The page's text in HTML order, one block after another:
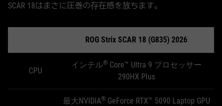
SCAR 18はまさに圧巻の存在感を放ちます。
ROG Strix SCAR 18 (G835) 2026
CPU
インテル®Core™ Ultra 9 プロセッサー
290HX Plus
最大NVIDIA®GeForce RTX™ 5090 Laptop GPU